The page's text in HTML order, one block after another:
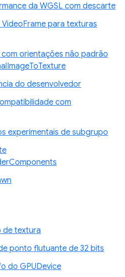
da WGSL com descarte
para texturas
orientações não padrão
do desenvolvedor
com
experimentais de subgrupo
de textura
ponto flutuante de 32 bits
do GPUDevice